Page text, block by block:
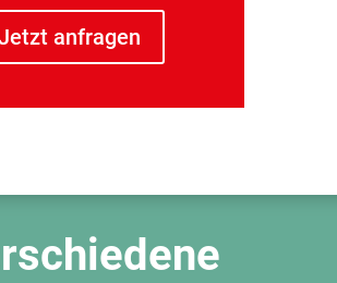
anfragen